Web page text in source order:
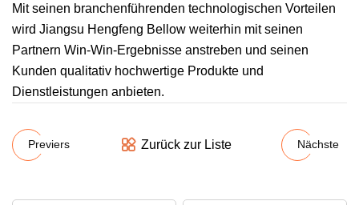
Mit seinen branchenführenden technologischen Vorteilen
wird Jiangsu Hengfeng Bellow weiterhin mit seinen
Partnern Win-Win-Ergebnisse anstreben und seinen
Kunden qualitativ hochwertige Produkte und
Dienstleistungen anbieten.
Previers Zurück zur Liste Nächste